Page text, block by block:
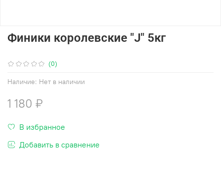
(0)
Наличие: Нет в наличии
Финики королевские "J" 5кг
1 180 ₽
В избранное
Добавить в сравнение